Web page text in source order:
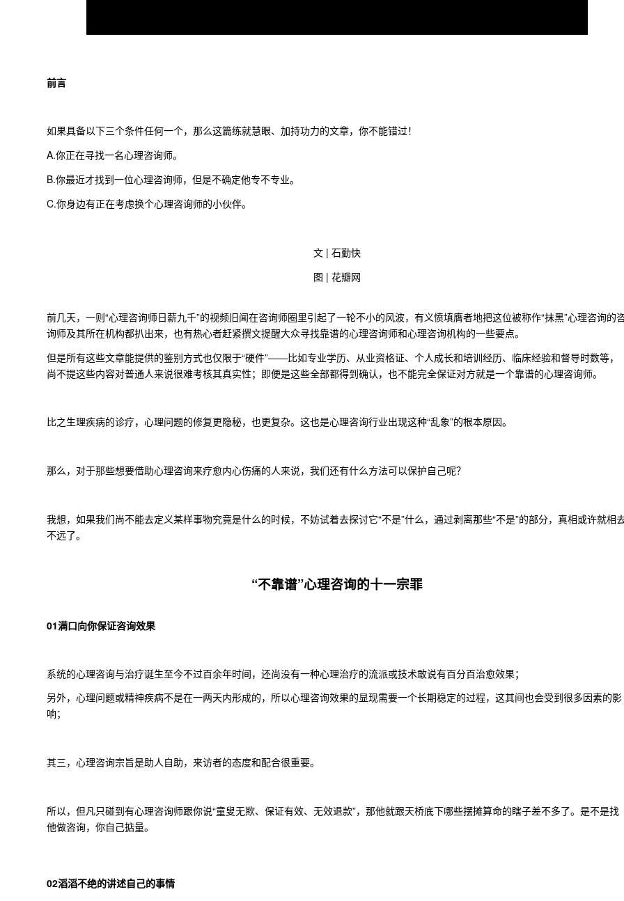
前言
如果具备以下三个条件任何一个，那么这篇练就慧眼、加持功力的文章，你不能错过！
A.你正在寻找一名心理咨询师。
B.你最近才找到一位心理咨询师，但是不确定他专不专业。
C.你身边有正在考虑换个心理咨询师的小伙伴。
文 | 石勤快
图 | 花瓣网
前几天，一则“心理咨询师日薪九千”的视频旧闻在咨询师圈里引起了一轮不小的风波，有义愤填膺者地把这位被称作“抹黑”心理咨询的
询师及其所在机构都扒出来，也有热心者赶紧撰文提醒大众寻找靠谱的心理咨询师和心理咨询机构的一些要点。
但是所有这些文章能提供的鉴别方式也仅限于“硬件”——比如专业学历、从业资格证、个人成长和培训经历、临床经验和督导时数等，
尚不提这些内容对普通人来说很难考核其真实性；即便是这些全部都得到确认，也不能完全保证对方就是一个靠谱的心理咨询师。
比之生理疾病的诊疗，心理问题的修复更隐秘，也更复杂。这也是心理咨询行业出现这种“乱象”的根本原因。
那么，对于那些想要借助心理咨询来疗愈内心伤痛的人来说，我们还有什么方法可以保护自己呢？
我想，如果我们尚不能去定义某样事物究竟是什么的时候，不妨试着去探讨它“不是”什么，通过剥离那些“不是”的部分，真相或许就相
不远了。
“不靠谱”心理咨询的十一宗罪
01满口向你保证咨询效果
系统的心理咨询与治疗诞生至今不过百余年时间，还尚没有一种心理治疗的流派或技术敢说有百分百治愈效果；
另外，心理问题或精神疾病不是在一两天内形成的，所以心理咨询效果的显现需要一个长期稳定的过程，这其间也会受到很多因素的影
响；
其三，心理咨询宗旨是助人自助，来访者的态度和配合很重要。
所以，但凡只碰到有心理咨询师跟你说“童叟无欺、保证有效、无效退款”，那他就跟天桥底下哪些摆摊算命的瞎子差不多了。是不是找
他做咨询，你自己掂量。
02滔滔不绝的讲述自己的事情